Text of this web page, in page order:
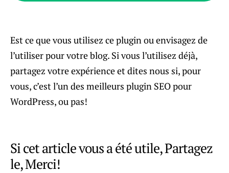
Est ce que vous utilisez ce plugin ou envisagez de
l’utiliser pour votre blog. Si vous l’utilisez déjà,
partagez votre expérience et dites nous si, pour
vous, c’est l’un des meilleurs plugin SEO pour
WordPress, ou pas!
Si cet article vous a été utile, Partagez
le, Merci!